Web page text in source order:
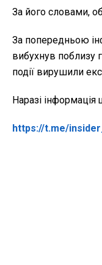
За його словами,
За попередньою
вибухнув поблизу
події вирушили
Наразі інформація
https://t.me/